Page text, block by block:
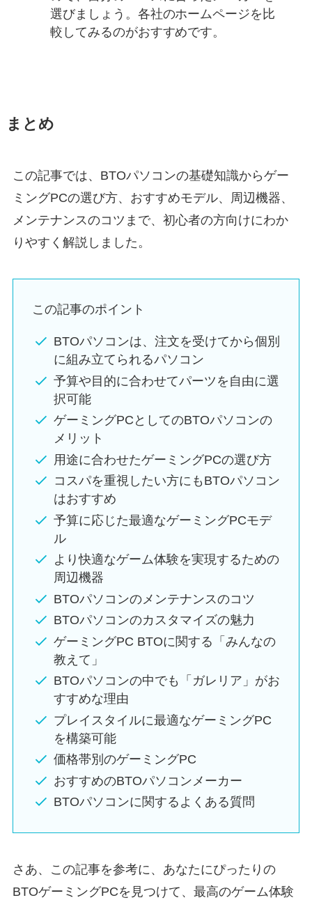
選びましょう。各社のホームページを比
較してみるのがおすすめです。
まとめ
この記事では、BTOパソコンの基礎知識からゲー
ミングPCの選び方、おすすめモデル、周辺機器、
メンテナンスのコツまで、初心者の方向けにわか
りやすく解説しました。
この記事のポイント
BTOパソコンは、注文を受けてから個別
に組み立てられるパソコン
予算や目的に合わせてパーツを自由に選
択可能
ゲーミングPCとしてのBTOパソコンの
メリット
用途に合わせたゲーミングPCの選び方
コスパを重視したい方にもBTOパソコン
はおすすめ
予算に応じた最適なゲーミングPCモデ
ル
より快適なゲーム体験を実現するための
周辺機器
BTOパソコンのメンテナンスのコツ
BTOパソコンのカスタマイズの魅力
ゲーミングPC BTOに関する「みんなの
教えて」
BTOパソコンの中でも「ガレリア」がお
すすめな理由
プレイスタイルに最適なゲーミングPC
を構築可能
価格帯別のゲーミングPC
おすすめのBTOパソコンメーカー
BTOパソコンに関するよくある質問
さあ、この記事を参考に、あなたにぴったりの
BTOゲーミングPCを見つけて、最高のゲーム体験